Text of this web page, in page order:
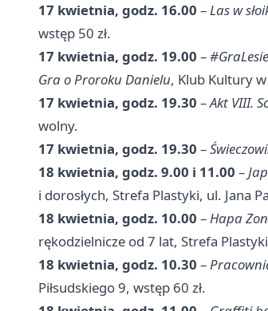
17 kwietnia, godz. 16.00 –Las w
wstęp 50 zł.
17 kwietnia, godz. 19.00 –
Gra o Proroku Danielu, Klub Kultury
17 kwietnia, godz. 19.30 –Akt VIII.
wolny.
17 kwietnia, godz. 19.30 –
18 kwietnia, godz. 9.00 i 11.00 –
i dorosłych, Strefa Plastyki, ul. Jana
18 kwietnia, godz. 10.00 –Hapa
rękodzielnicze od 7 lat, Strefa
18 kwietnia, godz. 10.30 –
Piłsudskiego 9, wstęp 60 zł.